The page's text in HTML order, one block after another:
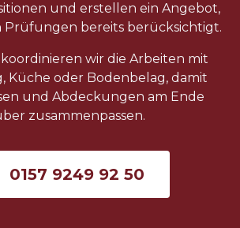
und erstellen ein Angebot,
Prüfungen bereits berücksichtigt.
wir die Arbeiten mit
Küche oder Bodenbelag, damit
und Abdeckungen am Ende
zusammenpassen.
0157 9249 92 50